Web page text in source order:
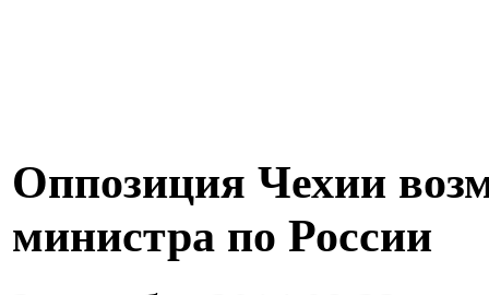
Оппозиция Чехии
министра по России